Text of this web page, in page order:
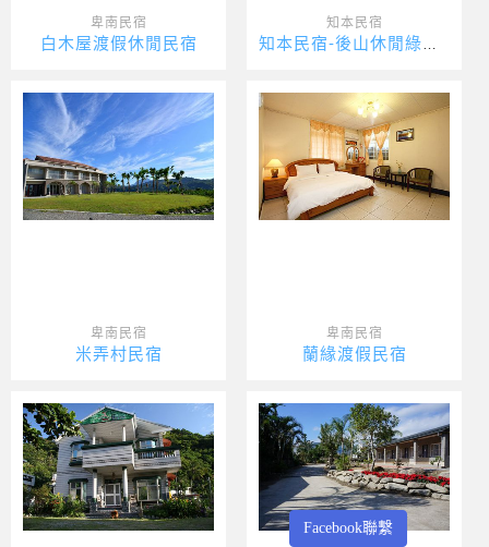
卑南民宿
白木屋渡假休閒民宿
知本民宿
知本民宿-後山休閒綠屋民宿
卑南民宿
米弄村民宿
卑南民宿
蘭緣渡假民宿
Facebook聯繫